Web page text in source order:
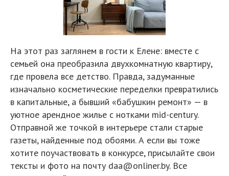
На этот раз заглянем в гости к Елене: вместе с
семьей она преобразила двухкомнатную квартиру,
где провела все детство. Правда, задуманные
изначально косметические переделки превратились
в капитальные, а бывший «бабушкин ремонт» — в
уютное арендное жилье с нотками mid-century.
Отправной же точкой в интерьере стали старые
газеты, найденные под обоями. А если вы тоже
хотите поучаствовать в конкурсе, присылайте свои
тексты и фото на почту daa@onliner.by. Все